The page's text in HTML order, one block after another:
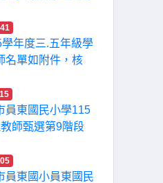
年度三.五年級學
名單如附件，核
員東國民小學115
師甄選第9階段
員東國小員東國民